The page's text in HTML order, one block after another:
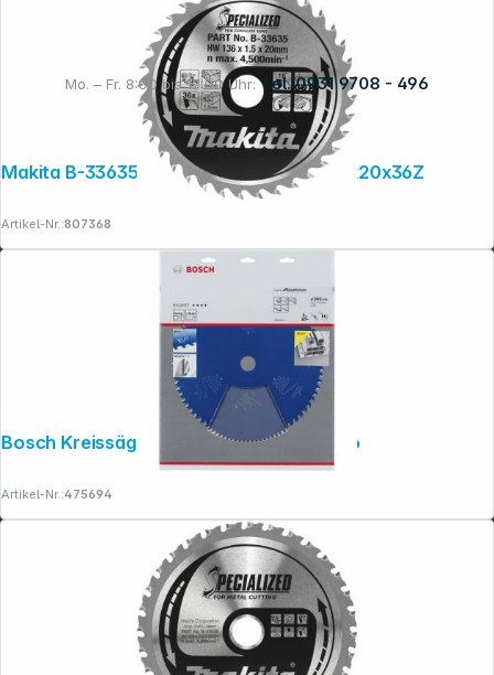
Mo. – Fr. 8:00 bis 17:00 Uhr: Tel. 0931 9708 - 496
Makita B-33635 SPECIALIZED Sägeb.136x20x36Z
Artikel-Nr.:807368
Bosch Kreissägeblatt EX AL B 305x30-96
Artikel-Nr.:475694
Rechtliches